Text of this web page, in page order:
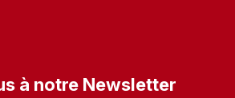
à notre Newsletter